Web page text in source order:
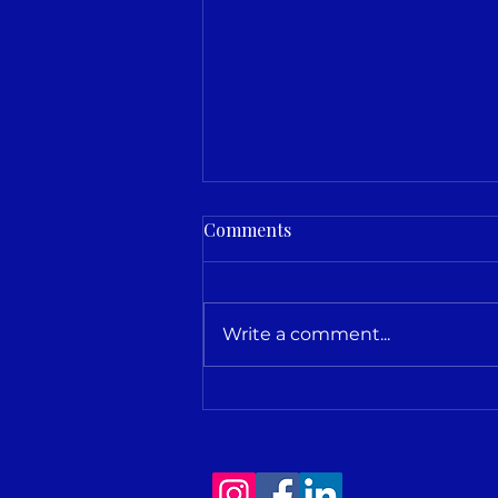
Prisijunk prie Refugee
Comments
Write a comment...